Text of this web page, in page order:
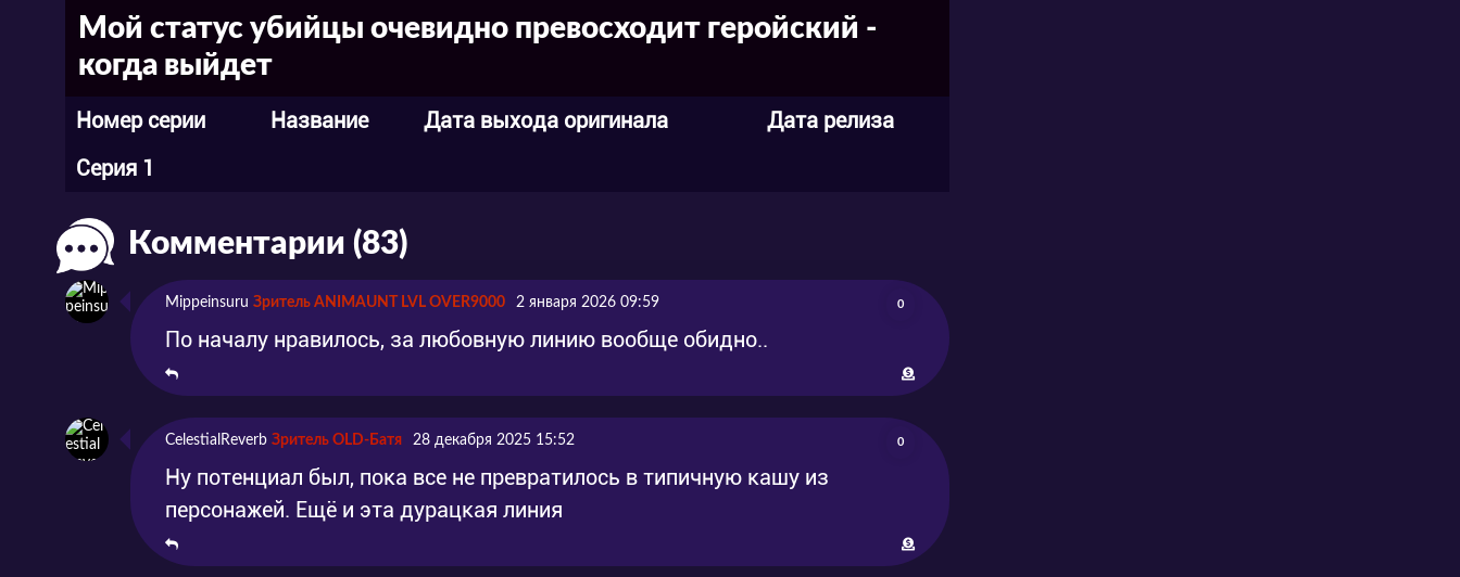
Мой статус убийцы очевидно превосходит геройский -
когда выйдет
Номер серии Название Дата выхода оригинала
Дата релиза
Серия 1
Комментарии (83)
Mippeinsuru Зритель ANIMAUNT LVL OVER9000 2 января 2026 09:59 0
По началу нравилось, за любовную линию вообще обидно..
CelestialReverb Зритель OLD-Батя 28 декабря 2025 15:52 0
Ну потенциал был, пока все не превратилось в типичную кашу из
персонажей. Ещё и эта дурацкая линия